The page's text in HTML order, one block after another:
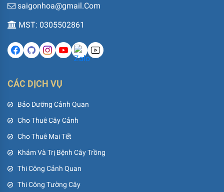
saigonhoa@gmail.Com
MST: 0305502861
CÁC DỊCH VỤ
Bảo Dưỡng Cảnh Quan
Cho Thuê Cây Cảnh
Cho Thuê Mai Tết
Khám Và Trị Bệnh Cây Trồng
Thi Công Cảnh Quan
Thi Công Tường Cây